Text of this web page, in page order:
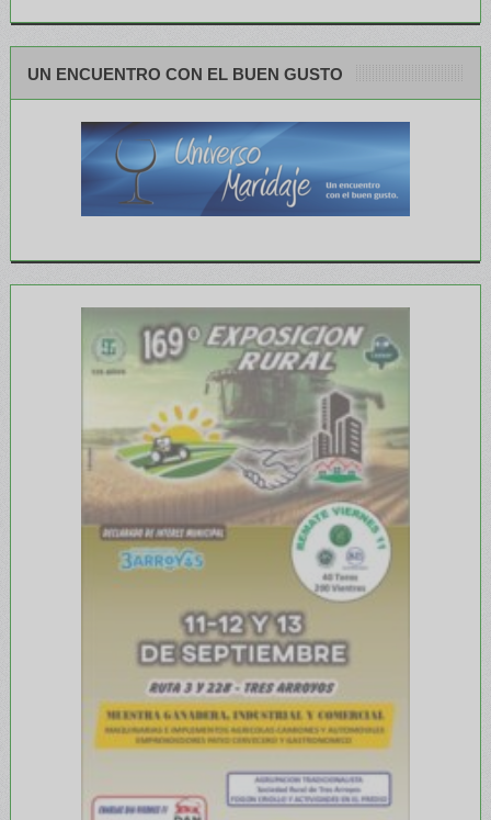
UN ENCUENTRO CON EL BUEN GUSTO